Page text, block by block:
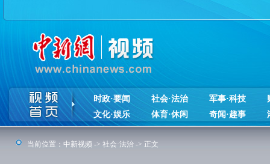
时政·要闻 社会·法治 军事·科技
文化·娱乐
体育·休闲 奇闻·趣事
当前位置： 中新视频 -> 社会·法治 -> 正文